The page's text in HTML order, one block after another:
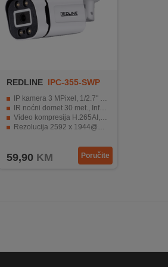
REDLINE IPC-355-SWP
IP kamera 3 MPixel, 1/2.7" CMOS
IR noćni domet 30 met., Infrared LED
Video kompresija H.265AI, H.265+, H.264/MJPEG
Rezolucija 2592 x 1944@25fps
59,90 KM Poručite